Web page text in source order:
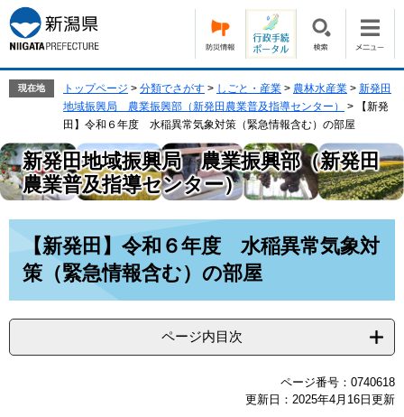
ー
ジ
の
す。
ニ
ュ
ー
し
て
本
文
へ
現在地 トップページ > 分類でさがす > しごと・産業 > 農林水産業 > 新発田
地域振興局 農業振興部（新発田農業普及指導センター）
>
【新発
田】令和６年度 水稲異常気象対策（緊急情報含む）の部屋
新発田地域振興局 農業振興部（新発田
農業普及指導センター）
【新発田】令和６年度 水稲異常気象対
策（緊急情報含む）の部屋
ページ内目次
ページ番号：0740618
更新日：2025年4月16日更新